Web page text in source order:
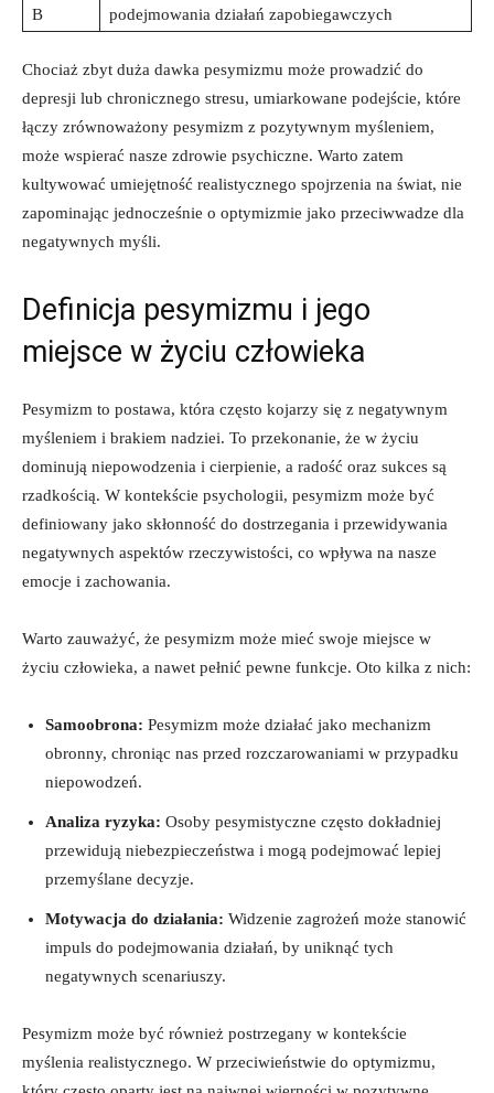
B
podejmowania działań zapobiegawczych
Chociaż zbyt duża dawka pesymizmu może prowadzić do
depresji lub chronicznego stresu, umiarkowane podejście, które
łączy zrównoważony pesymizm z pozytywnym myśleniem,
może wspierać nasze zdrowie psychiczne. Warto zatem
kultywować umiejętność realistycznego spojrzenia na świat, nie
zapominając jednocześnie o optymizmie jako przeciwwadze dla
negatywnych myśli.
Definicja pesymizmu i jego
miejsce w życiu człowieka
Pesymizm to postawa, która często kojarzy się z negatywnym
myśleniem i brakiem nadziei. To przekonanie, że w życiu
dominują niepowodzenia i cierpienie, a radość oraz sukces są
rzadkością. W kontekście psychologii, pesymizm może być
definiowany jako skłonność do dostrzegania i przewidywania
negatywnych aspektów rzeczywistości, co wpływa na nasze
emocje i zachowania.
Warto zauważyć, że pesymizm może mieć swoje miejsce w
życiu człowieka, a nawet pełnić pewne funkcje. Oto kilka z nich:
Samoobrona: Pesymizm może działać jako mechanizm
obronny, chroniąc nas przed rozczarowaniami w przypadku
niepowodzeń.
Analiza ryzyka: Osoby pesymistyczne często dokładniej
przewidują niebezpieczeństwa i mogą podejmować lepiej
przemyślane decyzje.
Motywacja do działania: Widzenie zagrożeń może stanowić
impuls do podejmowania działań, by uniknąć tych
negatywnych scenariuszy.
Pesymizm może być również postrzegany w kontekście
myślenia realistycznego. W przeciwieństwie do optymizmu,